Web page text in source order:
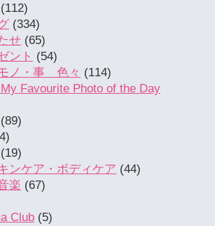
(112)
(334)
せ (65)
ント (54)
ノ・事 色々 (114)
Favourite Photo of the Day
(89)
(19)
ンケア・ボディケア (44)
楽 (67)
Club (5)